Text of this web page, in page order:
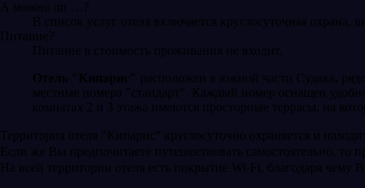
А можно ли …?
В список услуг отеля включается круглосуточная
Питание?
Питание в стоимость проживания не входит.
Отель "Кипарис" расположен в южной части Судака,
местные номера "стандарт". Каждый номер оснащен
комнатах 2 и 3 этажа имеются просторные террасы, на
Территория отеля "Кипарис" круглосуточно охраняется и
Если же Вы предпочитаете путешествовать самостоятельно,
На всей территории отеля есть покрытие Wi-Fi, благодаря чему